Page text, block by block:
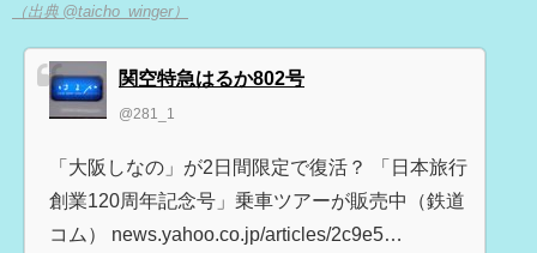
（出典 @taicho_winger）
関空特急はるか802号
@281_1
「大阪しなの」が2日間限定で復活？ 「日本旅行
創業120周年記念号」乗車ツアーが販売中（鉄道
コム） news.yahoo.co.jp/articles/2c9e5…